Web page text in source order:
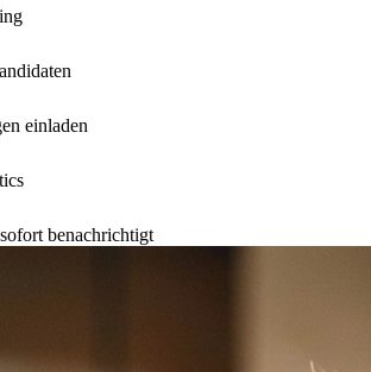
einladen
benachrichtigt